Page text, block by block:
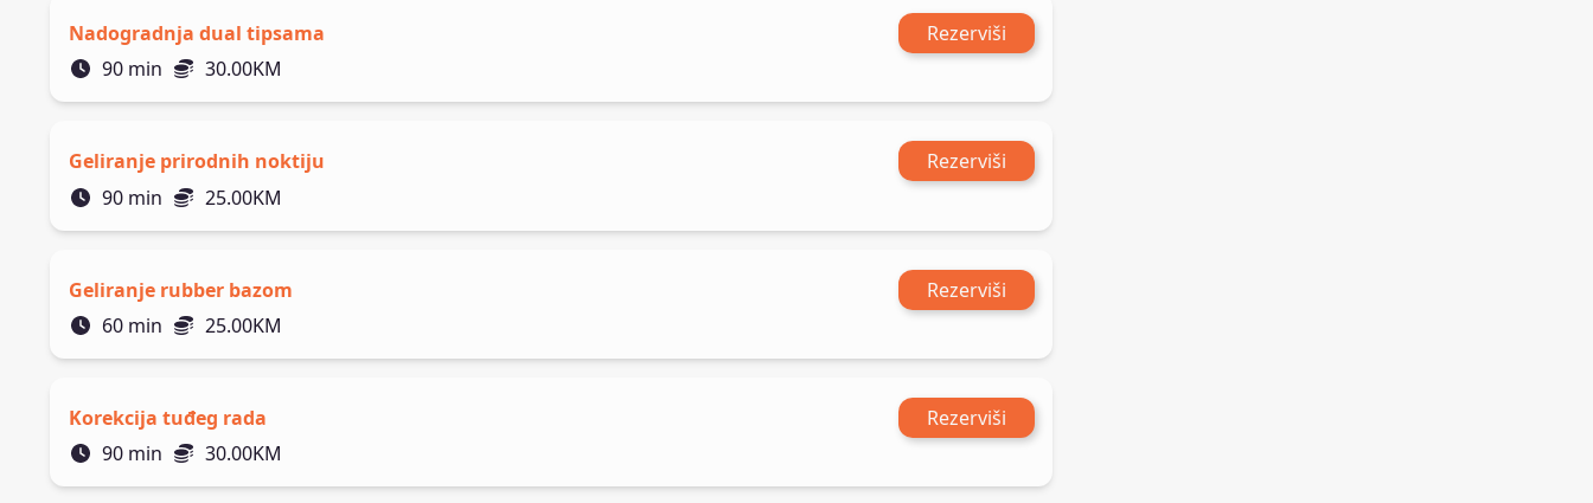
Nadogradnja dual tipsama
Rezerviši
90 min 30.00KM
Geliranje prirodnih noktiju
Rezerviši
90 min 25.00KM
Geliranje rubber bazom
Rezerviši
60 min 25.00KM
Korekcija tuđeg rada
Rezerviši
90 min 30.00KM